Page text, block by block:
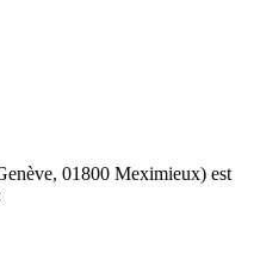
01800 Meximieux) est